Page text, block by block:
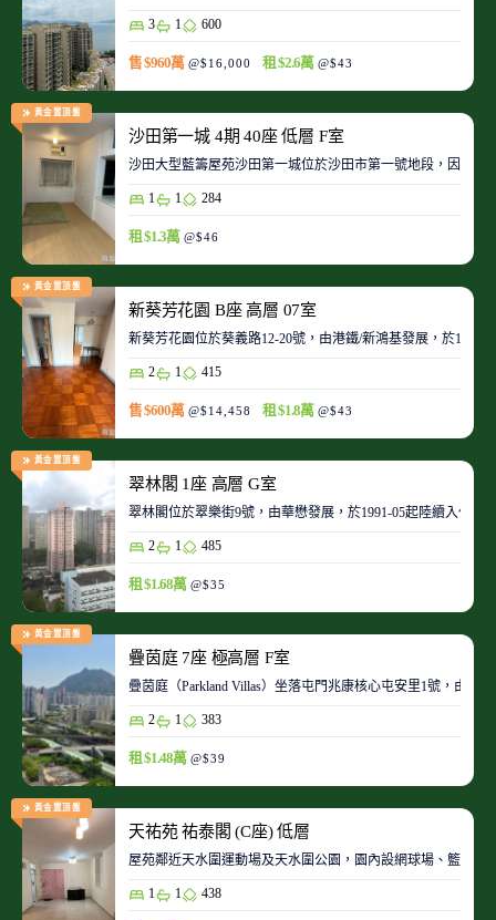
3 1 600
售 $960萬 @$16,000 租 $2.6萬 @$43
黃金置頂盤
沙田第一城 4期 40座 低層 F室
沙田大型藍籌屋苑沙田第一城位於沙田市第一號地段，因此
1 1 284
租 $1.3萬 @$46
黃金置頂盤
新葵芳花園 B座 高層 07室
新葵芳花園位於葵義路12-20號，由港鐵/新鴻基發展，於
2 1 415
售 $600萬 @$14,458 租 $1.8萬 @$43
黃金置頂盤
翠林閣 1座 高層 G室
翠林閣位於翠樂街9號，由華懋發展，於1991-05起陸續入伙
2 1 485
租 $1.68萬 @$35
黃金置頂盤
疊茵庭 7座 極高層 F室
疊茵庭（Parkland Villas）坐落屯門兆康核心屯安里1號，由
2 1 383
租 $1.48萬 @$39
黃金置頂盤
天祐苑 祐泰閣 (C座) 低層
屋苑鄰近天水圍運動場及天水圍公園，園內設網球場、籃球
1 1 438